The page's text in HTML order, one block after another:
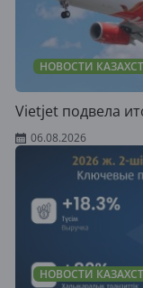
НОВОСТИ
Vietjet подвела
06.08.2026
НОВОСТИ